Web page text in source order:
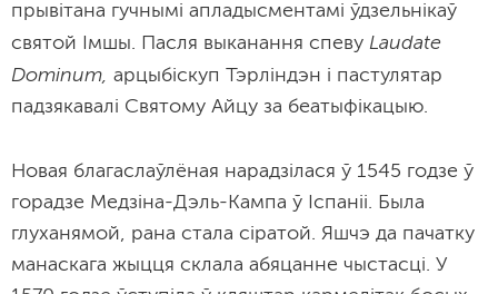
прывітана гучнымі апладысментамі ўдзельнікаў
святой Імшы. Пасля выканання спеву Laudate
Dominum, арцыбіскуп Тэрліндэн і пастулятар
падзякавалі Святому Айцу за беатыфікацыю.
Новая благаслаўлёная нарадзілася ў 1545 годзе ў
горадзе Медзіна-Дэль-Кампа ў Іспаніі. Была
глуханямой, рана стала сіратой. Яшчэ да пачатку
манаскага жыцця склала абяцанне чыстасці. У